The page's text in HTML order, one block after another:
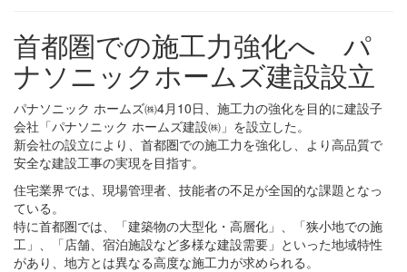
首都圏での施工力強化へ パ
ナソニックホームズ建設設立
パナソニック ホームズ㈱4月10日、施工力の強化を目的に建設子
会社「パナソニック ホームズ建設㈱」を設立した。
新会社の設立により、首都圏での施工力を強化し、より高品質で
安全な建設工事の実現を目指す。
住宅業界では、現場管理者、技能者の不足が全国的な課題となっ
ている。
特に首都圏では、「建築物の大型化・高層化」、「狭小地での施
工」、「店舗、宿泊施設など多様な建設需要」といった地域特性
があり、地方とは異なる高度な施工力が求められる。